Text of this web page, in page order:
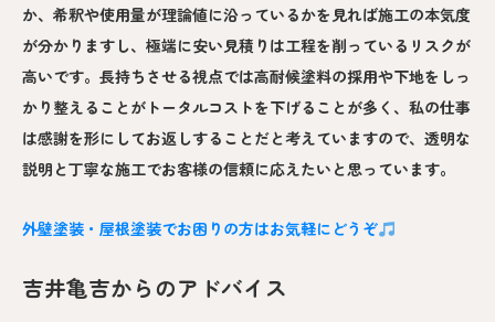
か、希釈や使用量が理論値に沿っているかを見れば施工の本気度
が分かりますし、極端に安い見積りは工程を削っているリスクが
高いです。長持ちさせる視点では高耐候塗料の採用や下地をしっ
かり整えることがトータルコストを下げることが多く、私の仕事
は感謝を形にしてお返しすることだと考えていますので、透明な
説明と丁寧な施工でお客様の信頼に応えたいと思っています。
外壁塗装・屋根塗装でお困りの方はお気軽にどうぞ
吉井亀吉からのアドバイス